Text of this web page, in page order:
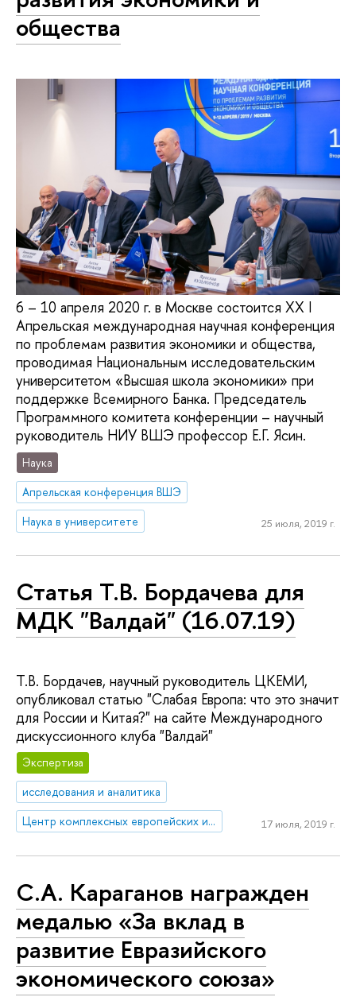
общества
6 – 10 апреля 2020 г. в Москве состоится XX I
Апрельская международная научная конференция
по проблемам развития экономики и общества,
проводимая Национальным исследовательским
университетом «Высшая школа экономики» при
поддержке Всемирного Банка. Председатель
Программного комитета конференции – научный
руководитель НИУ ВШЭ профессор Е.Г. Ясин.
Наука
Апрельская конференция ВШЭ
Наука в университете
25 июля, 2019 г.
Статья Т.В. Бордачева для
МДК "Валдай" (16.07.19)
Т.В. Бордачев, научный руководитель ЦКЕМИ,
опубликовал статью "Слабая Европа: что это значит
для России и Китая?" на сайте Международного
дискуссионного клуба "Валдай"
Экспертиза
исследования и аналитика
Центр комплексных европейских и международных исследований (ЦКЕМИ)
17 июля, 2019 г.
С.А. Караганов награжден
медалью «За вклад в
развитие Евразийского
экономического союза»